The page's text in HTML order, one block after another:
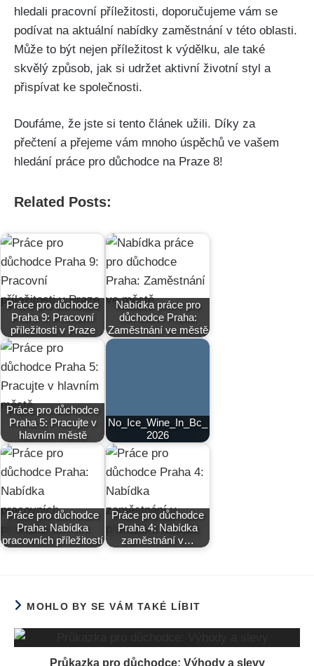
hledali pracovní příležitosti, doporučujeme vám se
podívat na aktuální nabídky zaměstnání v této oblasti.
Může to být nejen příležitost k výdělku, ale také
skvělý způsob, jak si udržet aktivní životní styl a
přispívat ke společnosti.
Doufáme, že jste si tento článek užili. Díky za
přečtení a přejeme vám mnoho úspěchů ve vašem
hledání práce pro důchodce na Praze 8!
Related Posts:
Práce pro důchodce
Praha 9: Pracovní
příležitosti v Praze
Nabídka práce pro
důchodce Praha:
Zaměstnání ve městě
Práce pro důchodce
Praha 5: Pracujte v
hlavním městě
No_Ice_Wine_In_Bc_
2026
Práce pro důchodce
Praha: Nabídka
pracovních příležitostí
Práce pro důchodce
Praha 4: Nabídka
zaměstnání v…
MOHLO BY SE VÁM TAKÉ LÍBIT
Průkazka pro důchodce: Výhody a slevy